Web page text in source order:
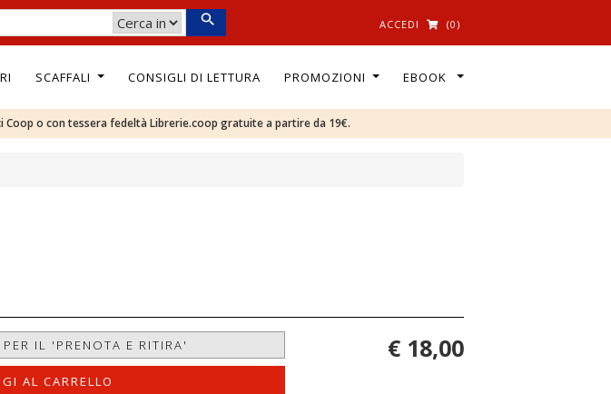
ACCEDI (0)
SCAFFALI CONSIGLI DI LETTURA PROMOZIONI EBOOK
o con tessera fedeltà Librerie.coop gratuite a partire da 19€.
IL 'PRENOTA E RITIRA'
AL CARRELLO
€ 18,00